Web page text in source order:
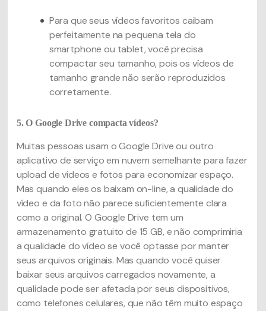
Para que seus vídeos favoritos caibam
perfeitamente na pequena tela do
smartphone ou tablet, você precisa
compactar seu tamanho, pois os vídeos de
tamanho grande não serão reproduzidos
corretamente.
5. O Google Drive compacta vídeos?
Muitas pessoas usam o Google Drive ou outro
aplicativo de serviço em nuvem semelhante para fazer
upload de vídeos e fotos para economizar espaço.
Mas quando eles os baixam on-line, a qualidade do
vídeo e da foto não parece suficientemente clara
como a original. O Google Drive tem um
armazenamento gratuito de 15 GB, e não comprimiria
a qualidade do vídeo se você optasse por manter
seus arquivos originais. Mas quando você quiser
baixar seus arquivos carregados novamente, a
qualidade pode ser afetada por seus dispositivos,
como telefones celulares, que não têm muito espaço